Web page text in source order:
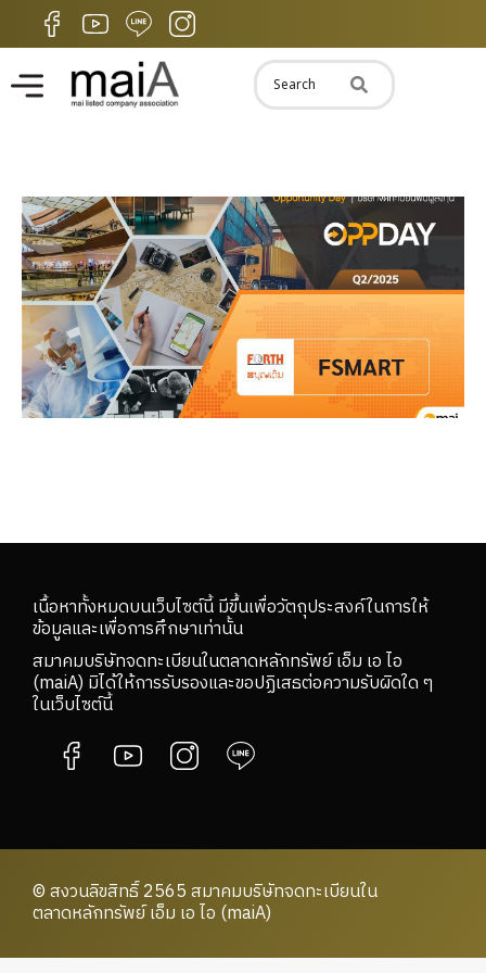
เนื้อหาทั้งหมดบนเว็บไซต์นี้ มีขึ้นเพื่อวัตถุประสงค์ในการให้
ข้อมูลและเพื่อการศึกษาเท่านั้น
สมาคมบริษัทจดทะเบียนในตลาดหลักทรัพย์ เอ็ม เอ ไอ
(maiA) มิได้ให้การรับรองและขอปฏิเสธต่อความรับผิดใด ๆ
ในเว็บไซต์นี้
© สงวนลิขสิทธิ์ 2565 สมาคมบริษัทจดทะเบียนใน
ตลาดหลักทรัพย์ เอ็ม เอ ไอ (maiA)